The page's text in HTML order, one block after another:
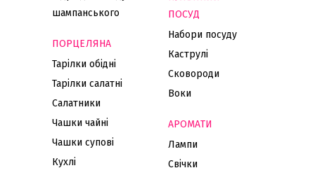
шампанського
ПОРЦЕЛЯНА
Тарілки обідні
Тарілки салатні
Салатники
Чашки чайні
Чашки супові
Кухлі
ПОСУД
Набори посуду
Каструлі
Сковороди
Воки
АРОМАТИ
Лампи
Свічки